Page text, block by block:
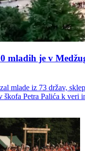
mladih je v
mlade iz 73 držav,
škofa Petra Palića k veri